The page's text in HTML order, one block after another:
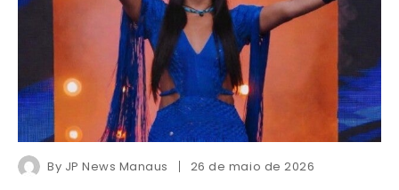
By JP News Manaus 26 de maio de 2026